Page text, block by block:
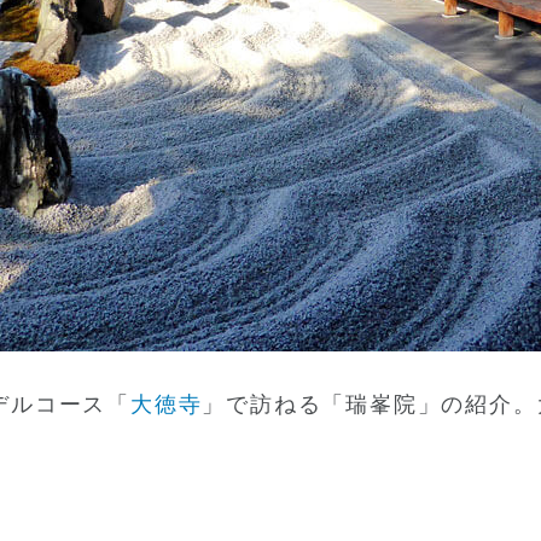
コース「 大徳寺 」で訪ねる「瑞峯院」の紹介